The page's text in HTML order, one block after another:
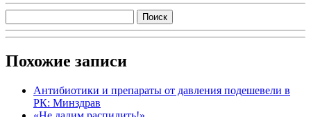
Похожие записи
Антибиотики и препараты от давления подешевели в
РК: Минздрав